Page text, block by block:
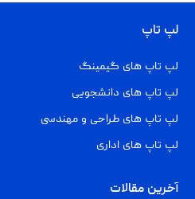
لپ تاپ
لپ تاپ های گیمینگ
لپ تاپ های دانشجویی
لپ تاپ های طراحی و مهندسی
لپ تاپ های اداری
آخرین مقالات